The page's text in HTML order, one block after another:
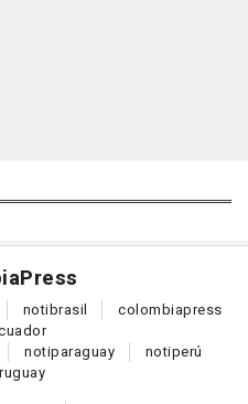
Press
notibrasil colombiapress
notiparaguay notiperú